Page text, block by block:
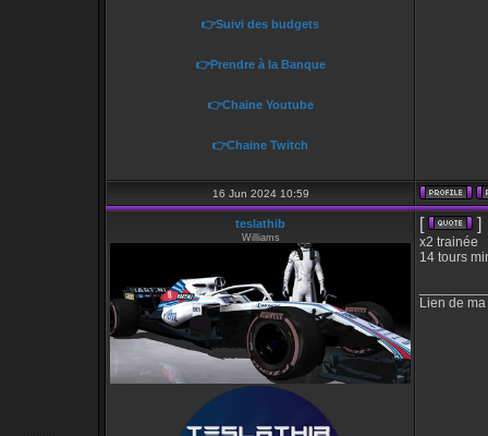
👉Suivi des budgets
👉Prendre à la Banque
👉Chaine Youtube
👉Chaine Twitch
16 Jun 2024 10:59
teslathib
Williams
[ ]
x2 trainée
14 tours
Lien de